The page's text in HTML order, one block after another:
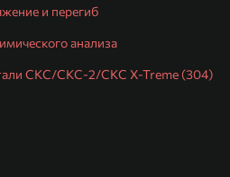
и перегиб
анализа
СКС/СКС-2/СКС X-Treme (304)